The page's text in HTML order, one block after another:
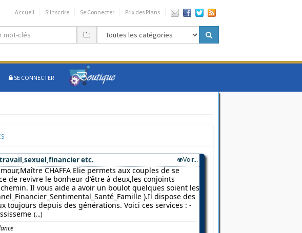
Accueil S’Inscrire Se Connecter Prix des Plans
SE CONNECTER
etc. Voir...
CHAFFA Elie permets aux couples de se
de revivre le bonheur d'être à deux,les conjoints
Il vous aide a avoir un boulot quelques soient les
).Il dispose des
toujours depuis des générations. Voici ces services : -
(...)